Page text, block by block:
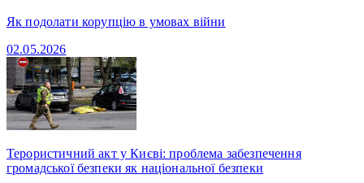
Як подолати корупцію в умовах війни
02.05.2026
Терористичний акт у Києві: проблема забезпечення
громадської безпеки як національної безпеки